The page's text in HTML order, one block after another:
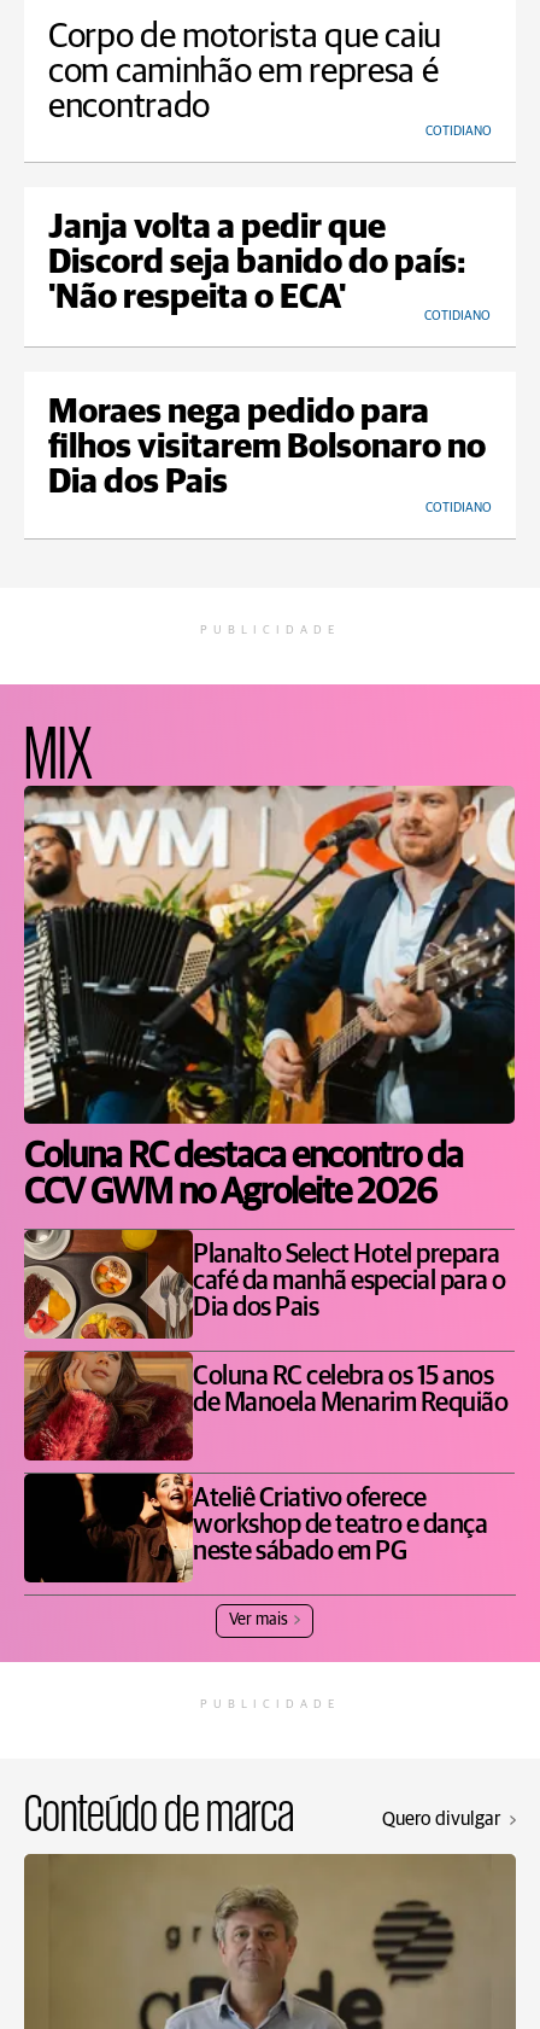
Corpo de motorista que caiu
com caminhão em represa é
encontrado
COTIDIANO
Janja volta a pedir que
Discord seja banido do país:
'Não respeita o ECA'
COTIDIANO
Moraes nega pedido para
filhos visitarem Bolsonaro no
Dia dos Pais
COTIDIANO
PUBLICIDADE
MIX
Coluna RC destaca encontro da
CCV GWM no Agroleite 2026
Planalto Select Hotel prepara
café da manhã especial para o
Dia dos Pais
Coluna RC celebra os 15 anos
de Manoela Menarim Requião
Ateliê Criativo oferece
workshop de teatro e dança
neste sábado em PG
Ver mais
PUBLICIDADE
Conteúdo de marca Quero divulgar